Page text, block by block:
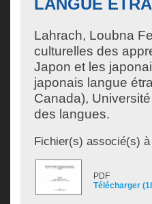
LANGUE
Lahrach, Loubna
culturelles des
Japon et les
japonais langue
Canada),
des langues.
Fichier(s) associé(s)
PDF
Télécharger